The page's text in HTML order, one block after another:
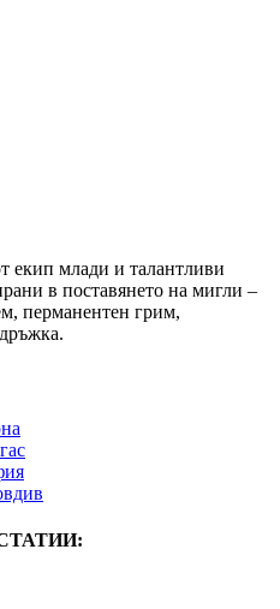
екип млади и талантливи
в поставянето на мигли –
перманентен грим,